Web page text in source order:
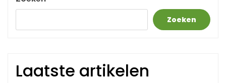
Zoeken
Laatste artikelen